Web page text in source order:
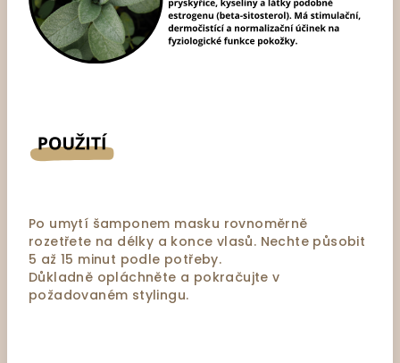
Po umytí šamponem masku rovnoměrně
rozetřete na délky a konce vlasů. Nechte působit
5 až 15 minut podle potřeby.
Důkladně opláchněte a pokračujte v
požadovaném stylingu.